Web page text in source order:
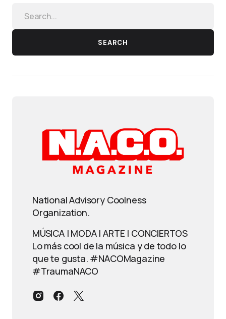
SEARCH
National Advisory Coolness
Organization.
MÚSICA | MODA | ARTE | CONCIERTOS
Lo más cool de la música y de todo lo
que te gusta. #NACOMagazine
#TraumaNACO